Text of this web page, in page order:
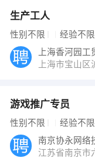
生产工人
性别不限 经验不限
上海香河园工
上海市宝山
游戏推广专员
性别不限 经验不限
南京协永网络
江苏省南京市